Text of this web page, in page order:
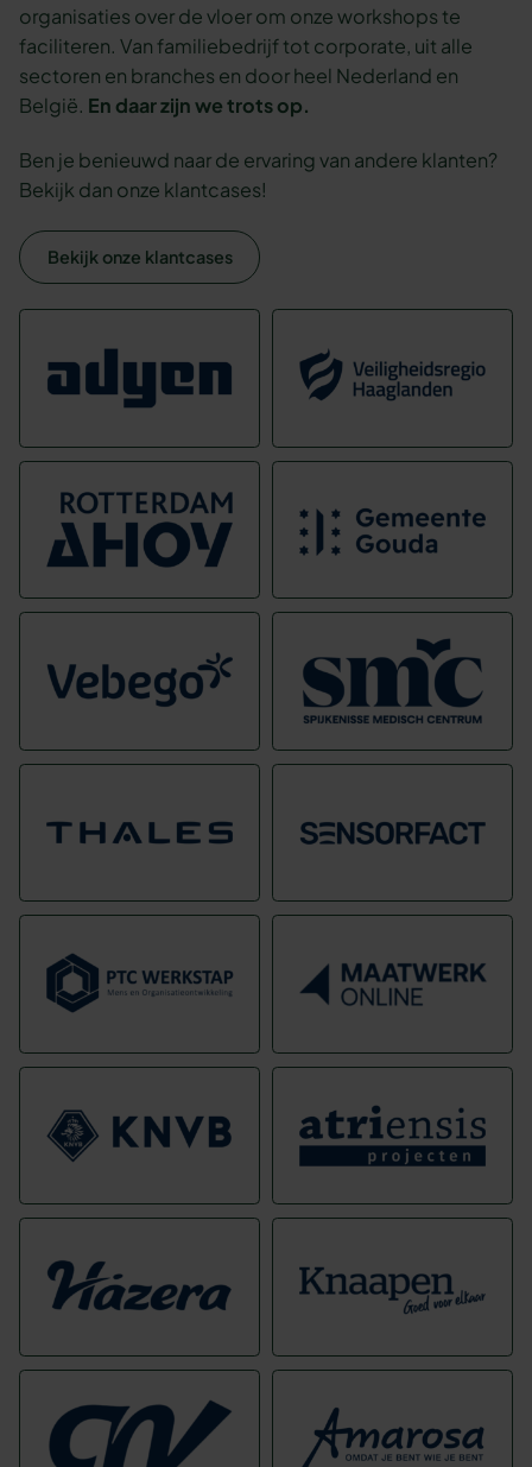
organisaties over de vloer om onze workshops te
faciliteren. Van familiebedrijf tot corporate, uit alle
sectoren en branches en door heel Nederland en
België. En daar zijn we trots op.
Ben je benieuwd naar de ervaring van andere klanten?
Bekijk dan onze klantcases!
Bekijk onze klantcases